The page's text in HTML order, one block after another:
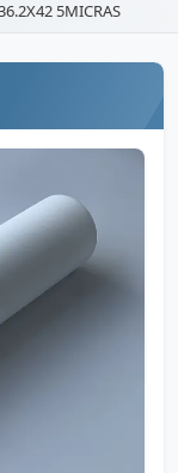
5MICRAS